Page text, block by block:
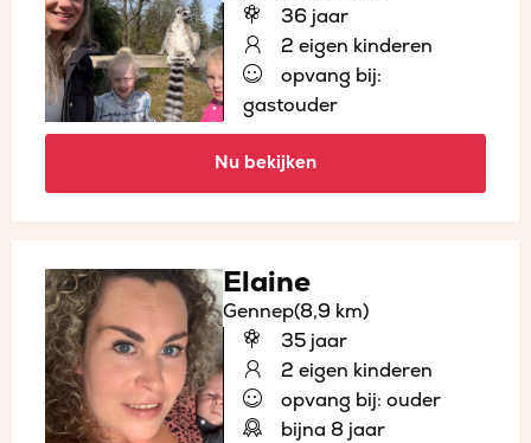
36 jaar
2 eigen kinderen
opvang bij:
gastouder
Nu bekijken
Elaine
Gennep(8,9 km)
35 jaar
2 eigen kinderen
opvang bij: ouder
bijna 8 jaar